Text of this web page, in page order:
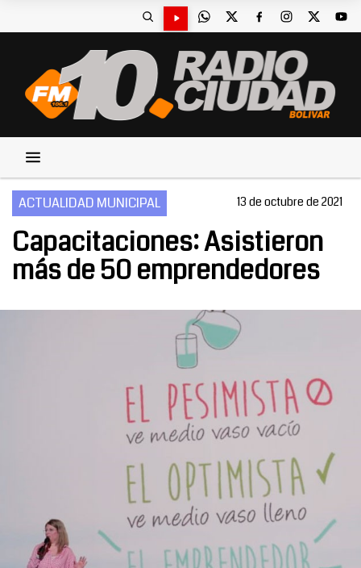
ACTUALIDAD MUNICIPAL 13 de octubre de 2021
Capacitaciones: Asistieron
más de 50 emprendedores